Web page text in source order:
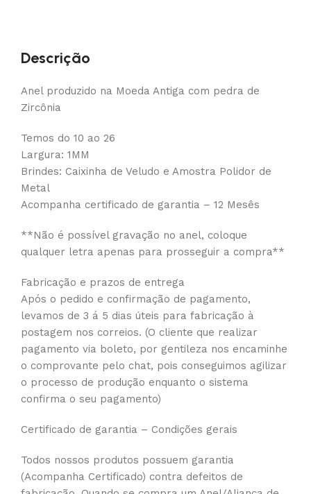
Descrição
Anel produzido na Moeda Antiga com pedra de
Zircônia
Temos do 10 ao 26
Largura: 1MM
Brindes: Caixinha de Veludo e Amostra Polidor de
Metal
Acompanha certificado de garantia – 12 Mesês
**Não é possível gravação no anel, coloque
qualquer letra apenas para prosseguir a compra**
Fabricação e prazos de entrega
Após o pedido e confirmação de pagamento,
levamos de 3 á 5 dias úteis para fabricação à
postagem nos correios. (O cliente que realizar
pagamento via boleto, por gentileza nos encaminhe
o comprovante pelo chat, pois conseguimos agilizar
o processo de produção enquanto o sistema
confirma o seu pagamento)
Certificado de garantia – Condições gerais
Todos nossos produtos possuem garantia
(Acompanha Certificado) contra defeitos de